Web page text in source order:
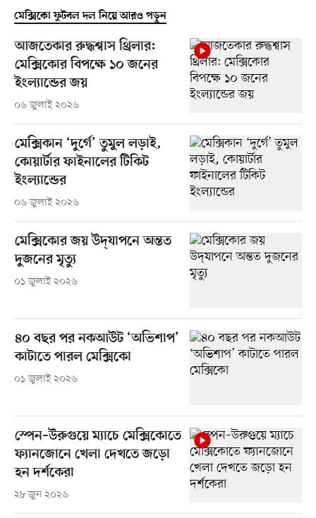
মেক্সিকো ফুটবল দল নিয়ে আরও পড়ুন
আজতেকার রুদ্ধশ্বাস থ্রিলার:
মেক্সিকোর বিপক্ষে ১০ জনের
ইংল্যান্ডের জয়
০৬ জুলাই ২০২৬
মেক্সিকান ‘দুর্গে’ তুমুল লড়াই,
কোয়ার্টার ফাইনালের টিকিট
ইংল্যান্ডের
০৬ জুলাই ২০২৬
মেক্সিকোর জয় উদ্‌যাপনে অন্তত
দুজনের মৃত্যু
০১ জুলাই ২০২৬
৪০ বছর পর নকআউট ‘অভিশাপ’
কাটাতে পারল মেক্সিকো
০১ জুলাই ২০২৬
স্পেন–উরুগুয়ে ম্যাচে মেক্সিকোতে
ফ্যানজোনে খেলা দেখতে জড়ো
হন দর্শকেরা
২৮ জুন ২০২৬